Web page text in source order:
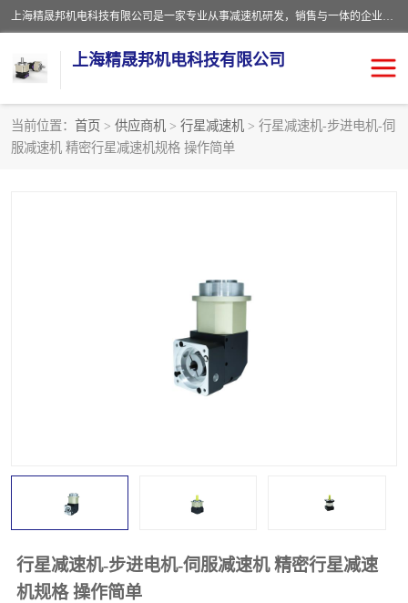
上海精晟邦机电科技有限公司是一家专业从事减速机研发，销售与一体的企业。公司拥有资深技术人员和技术团队服务人才，致力于为广大客户提供专业，细致的产品服务。主营产品有：中型减速电机，微型调速电机，精密行星减速机，蜗轮蜗杆减速机，RFKS四大系列减速机，SKM双曲面齿轮减速机，齿轮减速电机，行星减速机，防爆电机，变频器等系列；产品广泛用于汽车，船舶，能源，环保，包装，物流等领域，欢迎咨询。
上海精晟邦机电科技有限公司
当前位置： 首页 > 供应商机 > 行星减速机 > 行星减速机-步进电机-伺
服减速机 精密行星减速机规格 操作简单
行星减速机-步进电机-伺服减速机 精密行星减速
机规格 操作简单
减速电机 NMRV蜗轮蜗杆减速机
精晟邦微型齿轮减速电机
晟邦电机
东元电机